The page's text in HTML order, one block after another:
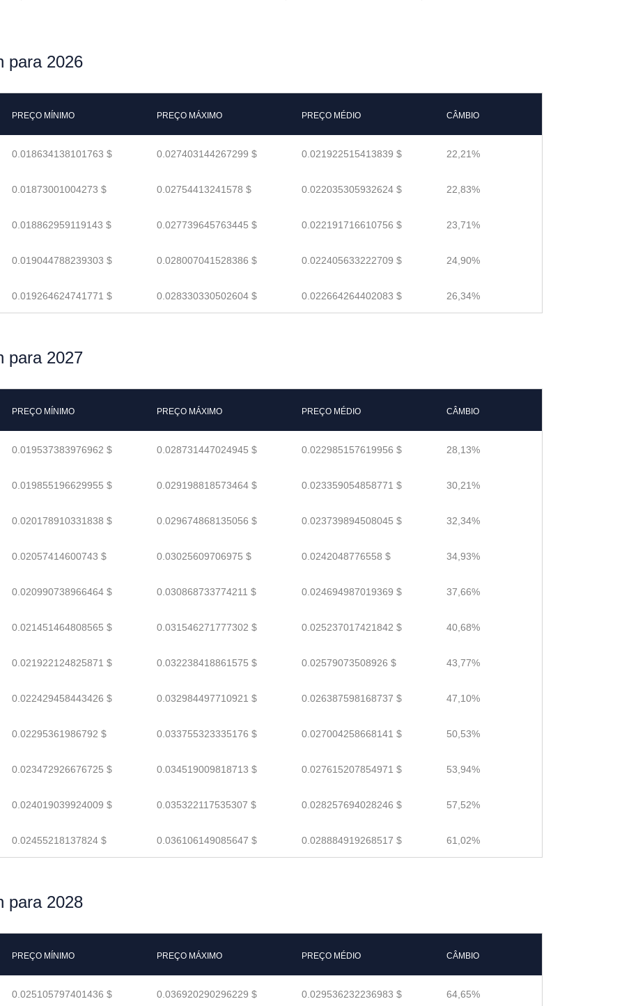
para 2026
PREÇO MÍNIMO PREÇO MÁXIMO PREÇO MÉDIO CÂMBIO
0.018634138101763 $ 0.027403144267299 $ 0.021922515413839 $ 22,21%
0.01873001004273 $ 0.02754413241578 $ 0.022035305932624 $ 22,83%
0.018862959119143 $ 0.027739645763445 $ 0.022191716610756 $ 23,71%
0.019044788239303 $ 0.028007041528386 $ 0.022405633222709 $ 24,90%
0.019264624741771 $ 0.028330330502604 $ 0.022664264402083 $ 26,34%
para 2027
PREÇO MÍNIMO PREÇO MÁXIMO PREÇO MÉDIO CÂMBIO
0.019537383976962 $ 0.028731447024945 $ 0.022985157619956 $ 28,13%
0.019855196629955 $ 0.029198818573464 $ 0.023359054858771 $ 30,21%
0.020178910331838 $ 0.029674868135056 $ 0.023739894508045 $ 32,34%
0.02057414600743 $ 0.03025609706975 $ 0.0242048776558 $ 34,93%
0.020990738966464 $ 0.030868733774211 $ 0.024694987019369 $ 37,66%
0.021451464808565 $ 0.031546271777302 $ 0.025237017421842 $ 40,68%
0.021922124825871 $ 0.032238418861575 $ 0.02579073508926 $ 43,77%
0.022429458443426 $ 0.032984497710921 $ 0.026387598168737 $ 47,10%
0.02295361986792 $ 0.033755323335176 $ 0.027004258668141 $ 50,53%
0.023472926676725 $ 0.034519009818713 $ 0.027615207854971 $ 53,94%
0.024019039924009 $ 0.035322117535307 $ 0.028257694028246 $ 57,52%
0.02455218137824 $ 0.036106149085647 $ 0.028884919268517 $ 61,02%
para 2028
PREÇO MÍNIMO PREÇO MÁXIMO PREÇO MÉDIO CÂMBIO
0.025105797401436 $ 0.036920290296229 $ 0.029536232236983 $ 64,65%